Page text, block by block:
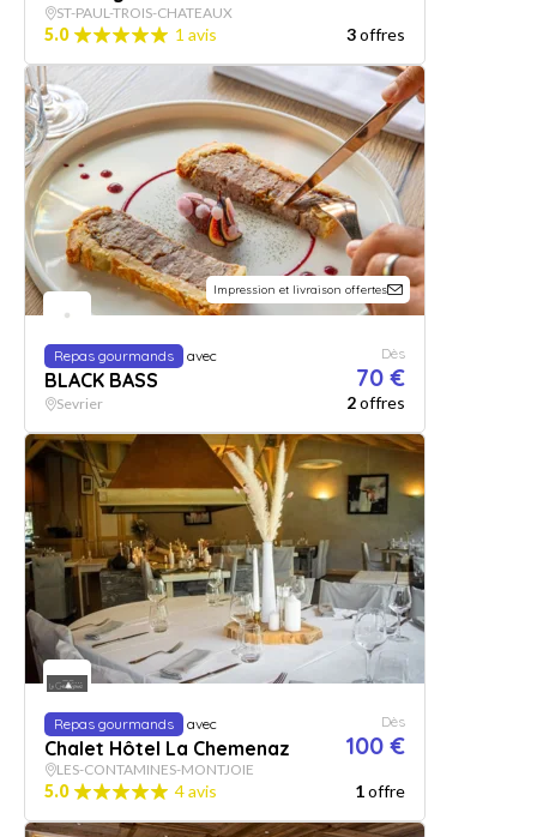
ST-PAUL-TROIS-CHATEAUX
5.0 1 avis 3offres
Impression et livraison offertes
Repas gourmands avec
BLACK BASS
Dès
70 €
Sevrier 2offres
Repas gourmands avec
Chalet Hôtel La Chemenaz
Dès
100 €
LES-CONTAMINES-MONTJOIE
5.0 4 avis 1offre